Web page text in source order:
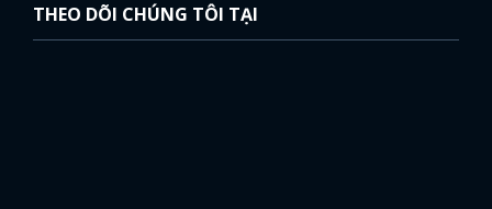
THEO DÕI CHÚNG TÔI TẠI